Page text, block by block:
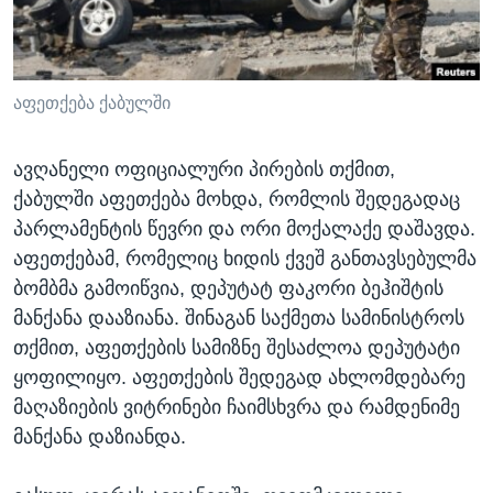
ᲡᲢᲣᲓᲘᲐ ᲕᲐᲨᲘᲜᲒᲢᲝᲜᲘ
ᲔᲙᲝᲜᲝᲛᲘᲙᲐ
ᲯᲐᲜᲛᲠᲗᲔᲚᲝᲑᲐ
ᲛᲔᲪᲜᲘᲔᲠᲔᲑᲐ
ᲙᲣᲚᲢᲣᲠᲐ
ᲒᲐᲚᲘᲚᲔᲝ
ᲓᲔᲖᲘᲜᲤᲝᲠᲛᲐᲪᲘᲐ
Learning English
ᲗᲕᲐᲚᲘ ᲒᲕᲐᲓᲔᲕᲜᲔᲗ
ენები
აფეთქება ქაბულში
ავღანელი ოფიციალური პირების თქმით,
ქაბულში აფეთქება მოხდა, რომლის შედეგადაც
პარლამენტის წევრი და ორი მოქალაქე დაშავდა.
აფეთქებამ, რომელიც ხიდის ქვეშ განთავსებულმა
ბომბმა გამოიწვია, დეპუტატ ფაკორი ბეჰიშტის
მანქანა დააზიანა. შინაგან საქმეთა სამინისტროს
თქმით, აფეთქების სამიზნე შესაძლოა დეპუტატი
ყოფილიყო. აფეთქების შედეგად ახლომდებარე
მაღაზიების ვიტრინები ჩაიმსხვრა და რამდენიმე
მანქანა დაზიანდა.